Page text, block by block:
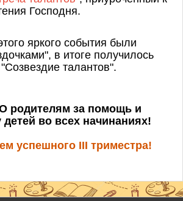
Господня.
яркого события были
в итоге получилось
талантов".
родителям за помощь и
детей во всех начинаниях!
успешного III триместра!